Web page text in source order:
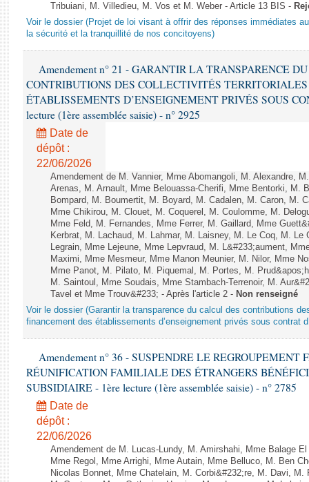
Tribuiani, M. Villedieu, M. Vos et M. Weber - Article 13 BIS -
Voir le dossier (Projet de loi visant à offrir des réponses immédiates
la sécurité et la tranquillité de nos concitoyens)
Amendement n° 21 - GARANTIR LA TRANSPARENCE
CONTRIBUTIONS DES COLLECTIVITÉS
ÉTABLISSEMENTS D’ENSEIGNEMENT PRIVÉS SOUS
lecture (1ère assemblée saisie) - n° 2925
Date de
dépôt :
22/06/2026
Amendement de M. Vannier, Mme Abomangoli, M. Alexandre,
Arenas, M. Arnault, Mme Belouassa-Cherifi, Mme Bentorki, M.
Bompard, M. Boumertit, M. Boyard, M. Cadalen, M. Caron, M.
Mme Chikirou, M. Clouet, M. Coquerel, M. Coulomme, M.
Mme Feld, M. Fernandes, Mme Ferrer, M. Gaillard, Mme
Kerbrat, M. Lachaud, M. Lahmar, M. Laisney, M. Le Coq, M. Le
Legrain, Mme Lejeune, Mme Lepvraud, M. L&#233;aument,
Maximi, Mme Mesmeur, Mme Manon Meunier, M. Nilor, Mme
Mme Panot, M. Pilato, M. Piquemal, M. Portes, M.
M. Saintoul, Mme Soudais, Mme Stambach-Terrenoir, M.
Tavel et Mme Trouv&#233; - Après l'article 2 - Non renseigné
Voir le dossier (Garantir la transparence du calcul des contributions
financement des établissements d’enseignement privés sous contrat
Amendement n° 36 - SUSPENDRE LE
RÉUNIFICATION FAMILIALE DES ÉTRANGERS
SUBSIDIAIRE - 1ère lecture (1ère assemblée saisie) - n° 2785
Date de
dépôt :
22/06/2026
Amendement de M. Lucas-Lundy, M. Amirshahi, Mme Balage
Mme Regol, Mme Arrighi, Mme Autain, Mme Belluco, M. Ben
Nicolas Bonnet, Mme Chatelain, M. Corbi&#232;re, M. Davi, M.